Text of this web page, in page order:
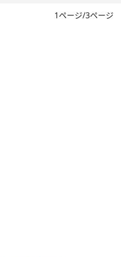
1ページ/3ページ